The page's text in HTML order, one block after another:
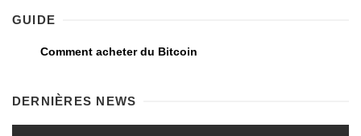
GUIDE
Comment acheter du Bitcoin
DERNIÈRES NEWS